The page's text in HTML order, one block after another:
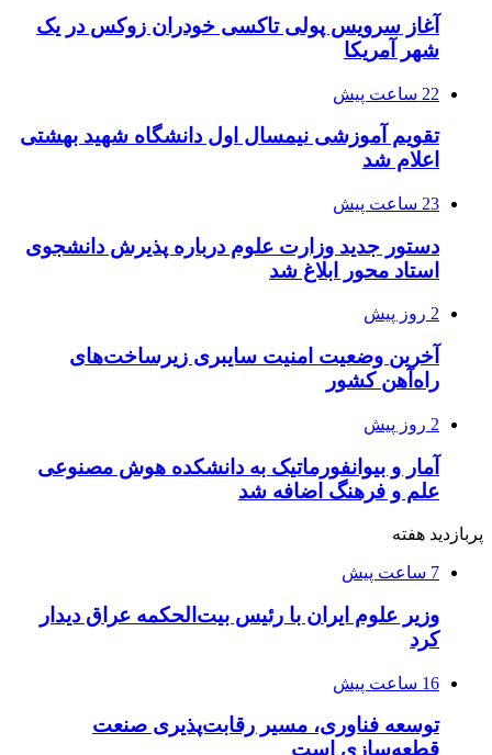
آغاز سرویس پولی تاکسی خودران زوکس در یک
شهر آمریکا
22 ساعت پیش
تقویم آموزشی نیمسال اول دانشگاه شهید بهشتی
اعلام شد
23 ساعت پیش
دستور جدید وزارت علوم درباره پذیرش دانشجوی
استاد محور ابلاغ شد
2 روز پیش
آخرین وضعیت امنیت سایبری زیرساخت‌های
راه‌آهن کشور
2 روز پیش
آمار و بیوانفورماتیک به دانشکده هوش مصنوعی
علم و فرهنگ اضافه شد
پربازدید هفته
7 ساعت پیش
وزیر علوم ایران با رئیس بیت‌الحکمه عراق دیدار
کرد
16 ساعت پیش
توسعه فناوری، مسیر رقابت‌پذیری صنعت
قطعه‌سازی است